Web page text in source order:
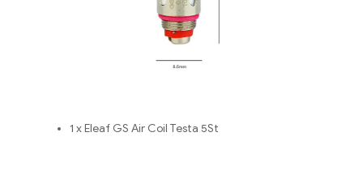
1 x Eleaf GS Air Coil Testa 5St